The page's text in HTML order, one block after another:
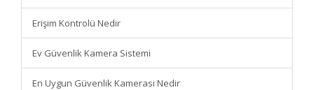
Erişim Kontrolü Nedir
Ev Güvenlik Kamera Sistemi
En Uygun Güvenlik Kamerası Nedir